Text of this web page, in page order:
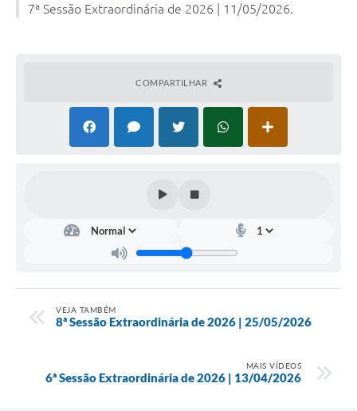
7ª Sessão Extraordinária de 2026 | 11/05/2026.
COMPARTILHAR
VEJA TAMBÉM
8ª Sessão Extraordinária de 2026 | 25/05/2026
MAIS VÍDEOS
6ª Sessão Extraordinária de 2026 | 13/04/2026